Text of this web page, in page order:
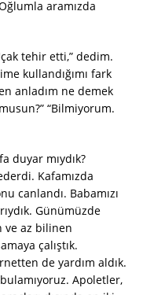
aramızda
tehir etti,” dedim.
kullandığımı fark
anladım ne demek
“Bilmiyorum.
duyar mıydık?
Kafamızda
canlandı. Babamızı
Günümüzde
ve az bilinen
çalıştık.
de yardım aldık.
Apoletler,